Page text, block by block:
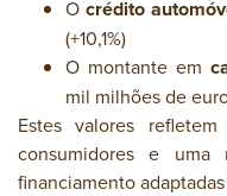
O crédito
(+10,1%)
O montante em
mil milhões de
Estes valores
consumidores e uma
financiamento